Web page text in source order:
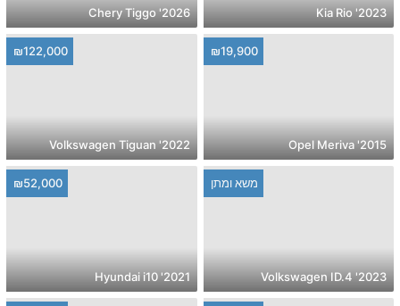
2023' Kia Rio
2026' Chery Tiggo
₪19,900
2015' Opel Meriva
₪122,000
2022' Volkswagen Tiguan
משא ומתן
2023' Volkswagen ID.4
₪52,000
2021' Hyundai i10